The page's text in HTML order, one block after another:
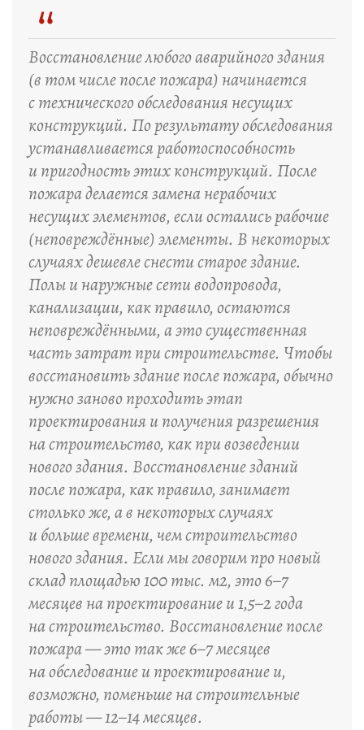
“
Восстановление любого аварийного здания
(в том числе после пожара) начинается
с технического обследования несущих
конструкций. По результату обследования
устанавливается работоспособность
и пригодность этих конструкций. После
пожара делается замена нерабочих
несущих элементов, если остались рабочие
(неповреждённые) элементы. В некоторых
случаях дешевле снести старое здание.
Полы и наружные сети водопровода,
канализации, как правило, остаются
неповреждёнными, а это существенная
часть затрат при строительстве. Чтобы
восстановить здание после пожара, обычно
нужно заново проходить этап
проектирования и получения разрешения
на строительство, как при возведении
нового здания. Восстановление зданий
после пожара, как правило, занимает
столько же, а в некоторых случаях
и больше времени, чем строительство
нового здания. Если мы говорим про новый
склад площадью 100 тыс. м2, это 6–7
месяцев на проектирование и 1,5–2 года
на строительство. Восстановление после
пожара — это так же 6–7 месяцев
на обследование и проектирование и,
возможно, поменьше на строительные
работы — 12–14 месяцев.